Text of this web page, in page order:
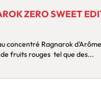
ZERO SWEET
mélange fruité aux saveurs de fruits rouges tel que des...